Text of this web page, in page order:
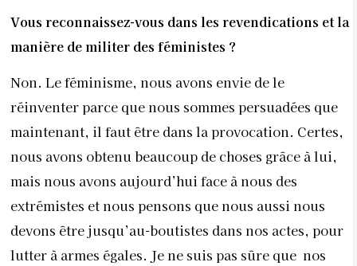
Vous reconnaissez-vous dans les revendications et la
manière de militer des féministes ?
Non. Le féminisme, nous avons envie de le
réinventer parce que nous sommes persuadées que
maintenant, il faut être dans la provocation. Certes,
nous avons obtenu beaucoup de choses grâce à lui,
mais nous avons aujourd’hui face à nous des
extrémistes et nous pensons que nous aussi nous
devons être jusqu’au-boutistes dans nos actes, pour
lutter à armes égales. Je ne suis pas sûre que nos